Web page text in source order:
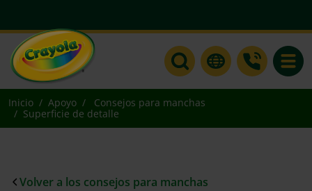
Inicio Apoyo
Consejos para manchas
Superficie de detalle
Volver a los consejos para manchas